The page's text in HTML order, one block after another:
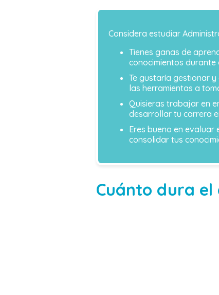
Considera estudiar
Tienes ganas de
conocimientos
Te gustaría gestionar
las herramientas a
Quisieras trabajar en
desarrollar tu carrera
Eres bueno en
consolidar tus
Cuánto dura